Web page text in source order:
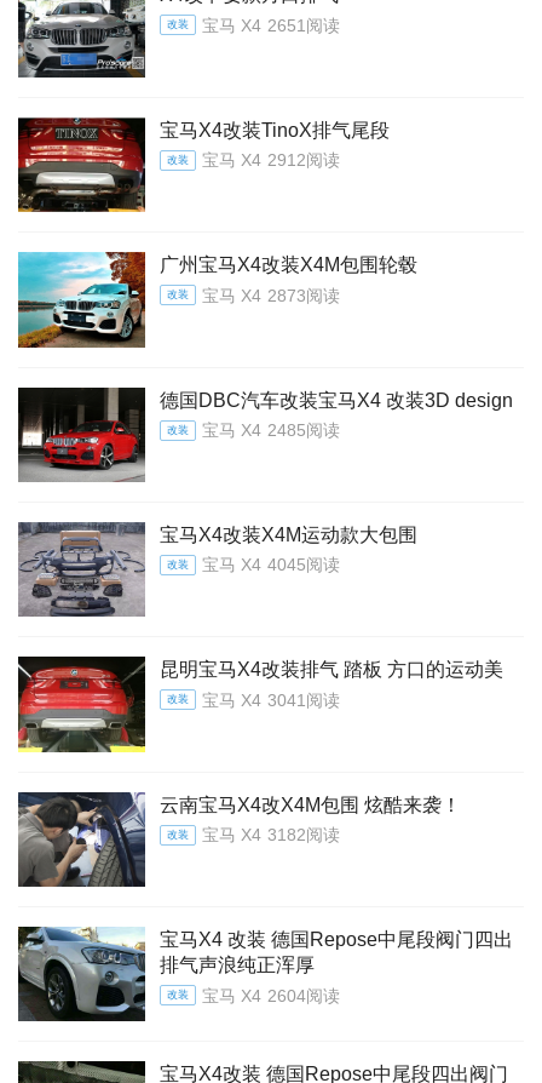
改装 宝马 X4 2651阅读
宝马X4改装TinoX排气尾段
改装 宝马 X4 2912阅读
广州宝马X4改装X4M包围轮毂
改装 宝马 X4 2873阅读
德国DBC汽车改装宝马X4 改装3D design
改装 宝马 X4 2485阅读
宝马X4改装X4M运动款大包围
改装 宝马 X4 4045阅读
昆明宝马X4改装排气 踏板 方口的运动美
改装 宝马 X4 3041阅读
云南宝马X4改X4M包围 炫酷来袭！
改装 宝马 X4 3182阅读
宝马X4 改装 德国Repose中尾段阀门四出
排气声浪纯正浑厚
改装 宝马 X4 2604阅读
宝马X4改装 德国Repose中尾段四出阀门